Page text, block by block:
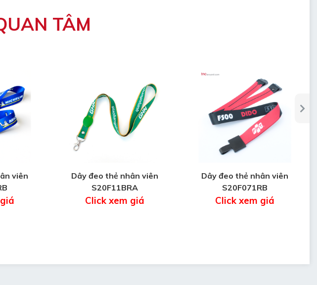
TÂM
viên
Dây đeo thẻ nhân viên
S20F11BRA
Click xem giá
Dây đeo thẻ nhân viên
S20F071RB
Click xem giá